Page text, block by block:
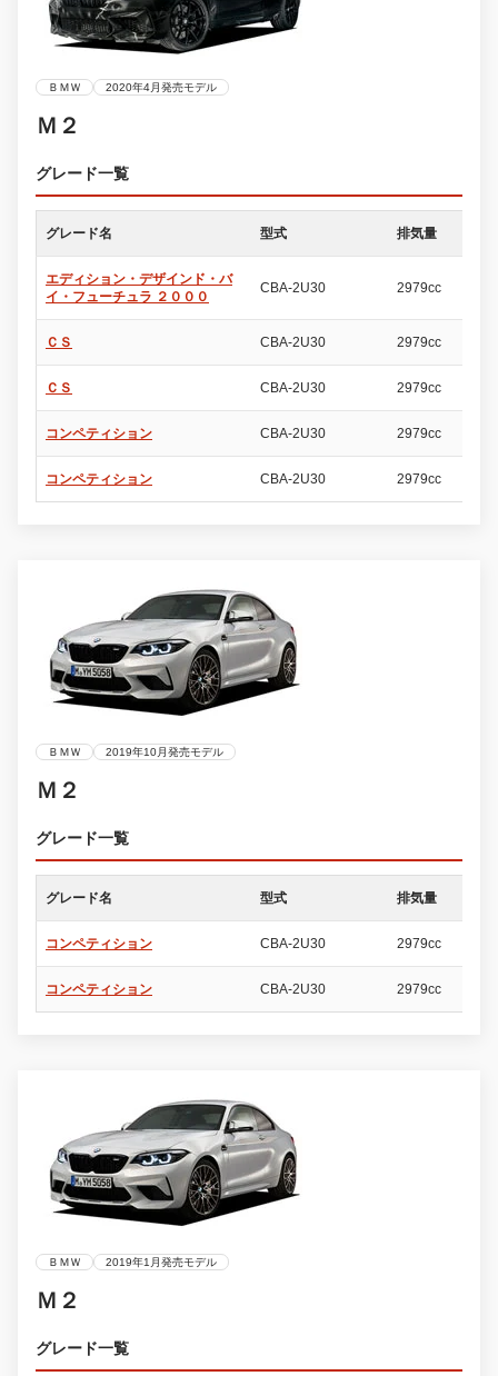
ＢＭＷ 2020年4月発売モデル
Ｍ２
グレード一覧
グレード名 型式 排気量
エディション・デザインド・バ
イ・フューチュラ ２０００
CBA-2U30 2979cc
ＣＳ CBA-2U30 2979cc
ＣＳ CBA-2U30 2979cc
コンペティション CBA-2U30 2979cc
コンペティション CBA-2U30 2979cc
ＢＭＷ 2019年10月発売モデル
Ｍ２
グレード一覧
グレード名 型式 排気量
コンペティション CBA-2U30 2979cc
コンペティション CBA-2U30 2979cc
ＢＭＷ 2019年1月発売モデル
Ｍ２
グレード一覧